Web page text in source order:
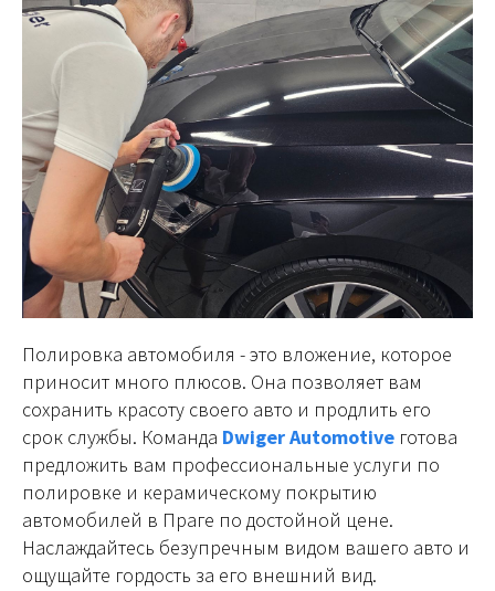
Полировка автомобиля - это вложение, которое
приносит много плюсов. Она позволяет вам
сохранить красоту своего авто и продлить его
срок службы. Команда Dwiger Automotive готова
предложить вам профессиональные услуги по
полировке и керамическому покрытию
автомобилей в Праге по достойной цене.
Наслаждайтесь безупречным видом вашего авто и
ощущайте гордость за его внешний вид.